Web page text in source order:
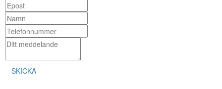
SKICKA